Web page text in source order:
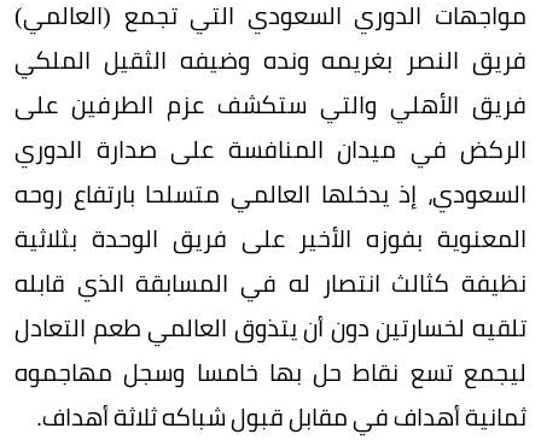
مواجهات الدوري السعودي التي تجمع (العالمي)
فريق النصر بغريمه ونده وضيفه الثقيل الملكي
فريق الأهلي والتي ستكشف عزم الطرفين على
الركض في ميدان المنافسة على صدارة الدوري
السعودي، إذ يدخلها العالمي متسلحا بارتفاع روحه
المعنوية بفوزه الأخير على فريق الوحدة بثلاثية
نظيفة كثالث انتصار له في المسابقة الذي قابله
تلقيه لخسارتين دون أن يتذوق العالمي طعم التعادل
ليجمع تسع نقاط حل بها خامسا وسجل مهاجموه
ثمانية أهداف في مقابل قبول شباكه ثلاثة أهداف.